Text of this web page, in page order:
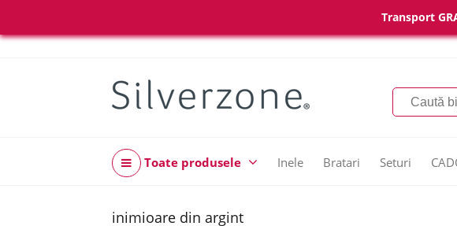
Transport
Toate produsele Inele Bratari Seturi
inimioare din argint